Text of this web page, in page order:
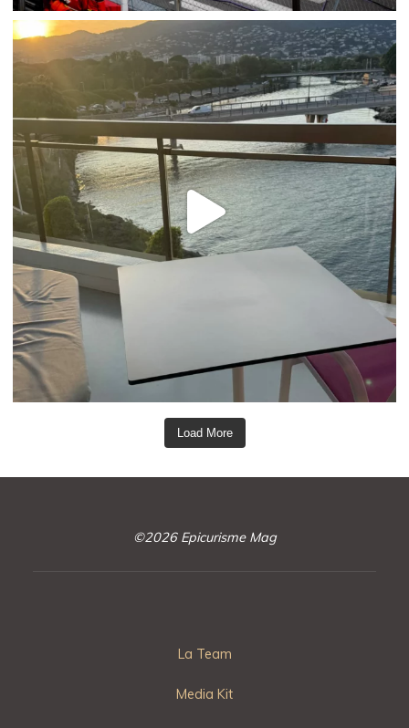
Load More
©2026 Epicurisme Mag
La Team
Media Kit